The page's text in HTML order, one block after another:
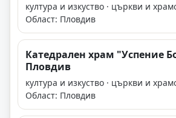
култура и изкуство · църкви и
Област: Пловдив
Катедрален храм "Успение
Пловдив
култура и изкуство · църкви и
Област: Пловдив